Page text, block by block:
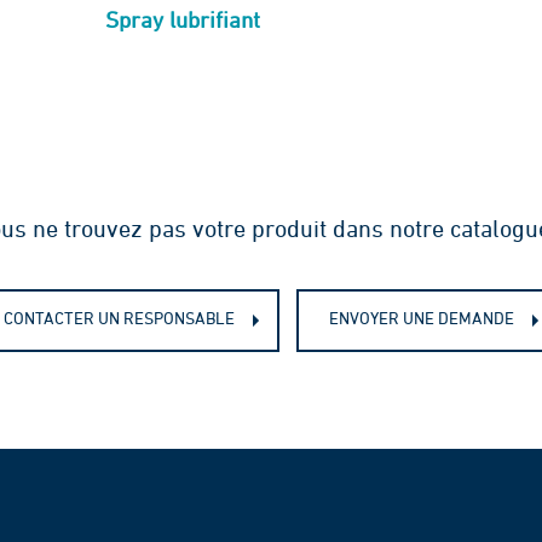
Spray lubrifiant
ne trouvez pas votre produit dans notre
CONTACTER UN RESPONSABLE ENVOYER UNE DEMANDE